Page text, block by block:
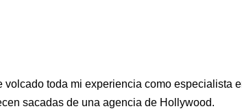
volcado toda mi experiencia como especialista
sacadas de una agencia de Hollywood.